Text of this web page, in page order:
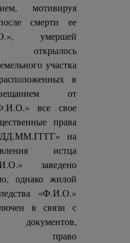
мотивируя
смерти ее
умершей
открылось
участка
в
от
все свое
права
на
истца
заведено
однако жилой
«Ф.И.О.»
в связи с
право